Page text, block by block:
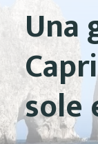
Una
sole